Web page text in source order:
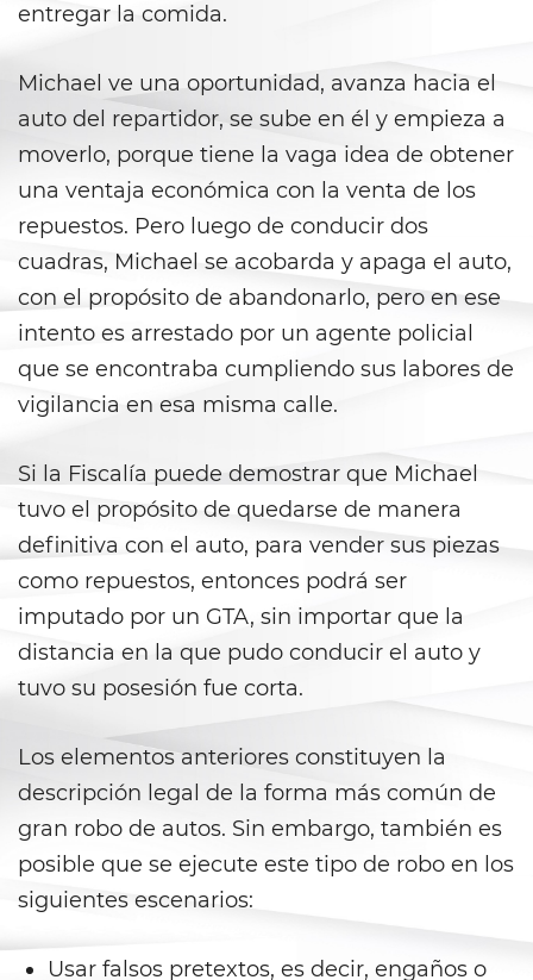
Conducir Bajo la Influencia de
Drogas
Conducción Imprudente con
Presencia de Alcohol
Conducción Imprudente sin
Presencia de Alcohol
Cuarta Ofensa de DUI
DUI Causando Lesiones
14 Años
DUI en Menores de Edad
Leyes de DUI en el Estado de
Segunda Ofensa de DUI
Abuso de Ancianos y de
Adultos Dependientes
Abuso Infantil
Acecho
entregar la comida.
Michael ve una oportunidad, avanza hacia el
auto del repartidor, se sube en él y empieza a
moverlo, porque tiene la vaga idea de obtener
una ventaja económica con la venta de los
repuestos. Pero luego de conducir dos
cuadras, Michael se acobarda y apaga el auto,
con el propósito de abandonarlo, pero en ese
intento es arrestado por un agente policial
que se encontraba cumpliendo sus labores de
vigilancia en esa misma calle.
Si la Fiscalía puede demostrar que Michael
tuvo el propósito de quedarse de manera
definitiva con el auto, para vender sus piezas
como repuestos, entonces podrá ser
imputado por un GTA, sin importar que la
distancia en la que pudo conducir el auto y
tuvo su posesión fue corta.
Los elementos anteriores constituyen la
descripción legal de la forma más común de
gran robo de autos. Sin embargo, también es
posible que se ejecute este tipo de robo en los
siguientes escenarios:
Usar falsos pretextos, es decir, engaños o